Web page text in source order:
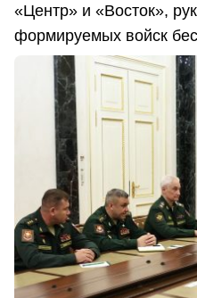
«Центр» и «Восток»,
формируемых войск